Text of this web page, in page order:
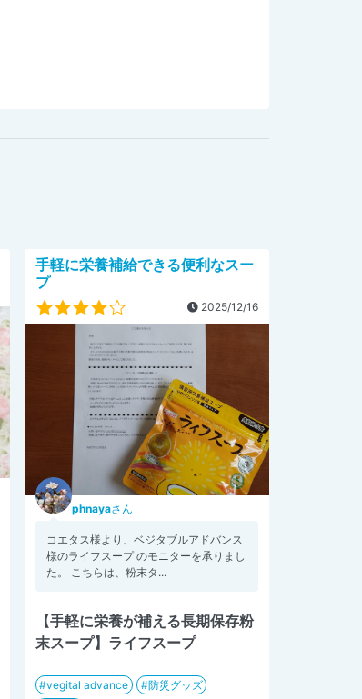
手軽に栄養補給できる便利なスー
プ
2025/12/16
phnayaさん
コエタス様より、ベジタブルアドバンス
様のライフスープ のモニターを承りまし
た。 こちらは、粉末タ...
【手軽に栄養が補える長期保存粉
末スープ】ライフスープ
vegital advance
防災グッズ